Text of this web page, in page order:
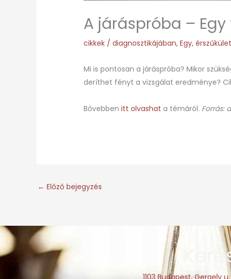
A járáspróba –
cikkek /diagnosztikájában,Egy,
Mi is pontosan a járáspróba? Mikor
deríthet fényt a vizsgálat eredménye?
Bővebbenitt olvashata témáról. Forrás:
← Előző bejegyzés
1103 Budapest, Gergely